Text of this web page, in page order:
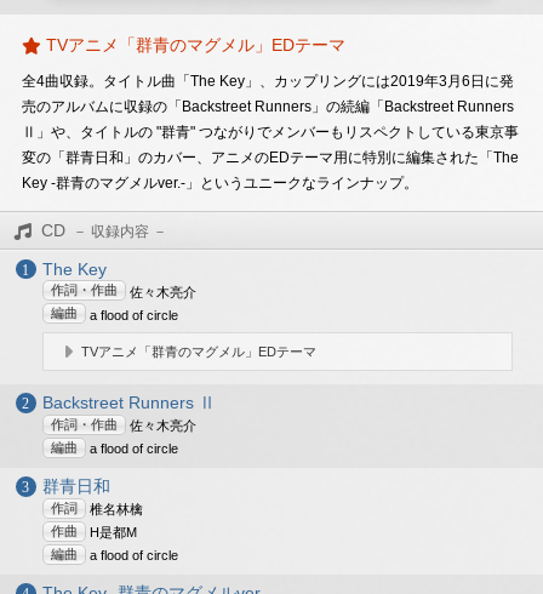
TVアニメ「群青のマグメル」EDテーマ
全4曲収録。タイトル曲「The Key」、カップリングには2019年3月6日に発
売のアルバムに収録の「Backstreet Runners」の続編「Backstreet Runners
Ⅱ」や、タイトルの "群青" つながりでメンバーもリスペクトしている東京事
変の「群青日和」のカバー、アニメのEDテーマ用に特別に編集された「The
Key -群青のマグメルver.-」というユニークなラインナップ。
CD
The Key
作詞・作曲
佐々木亮介
編曲
a flood of circle
TVアニメ「群青のマグメル」EDテーマ
Backstreet Runners Ⅱ
作詞・作曲
佐々木亮介
編曲
a flood of circle
群青日和
作詞
椎名林檎
作曲
H是都M
編曲
a flood of circle